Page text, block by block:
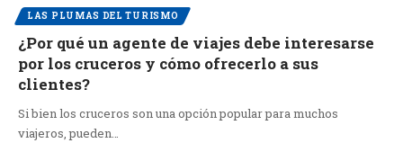
LAS PLUMAS DEL TURISMO
¿Por qué un agente de viajes debe interesarse
por los cruceros y cómo ofrecerlo a sus
clientes?
Si bien los cruceros son una opción popular para muchos
viajeros, pueden…